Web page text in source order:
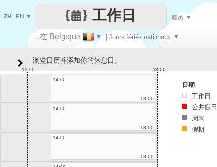
让
每一天
..在 Belgique ▼ | Jours fériés nationaux ▼
工作日
ZH EN ▼ 雇员 ▼
浏览日历并添加你的休息日。
13:00
18:00
14:00
18:00
14:00
18:00
14:00
18:00
日期
工作日
公共假日
周末
假期